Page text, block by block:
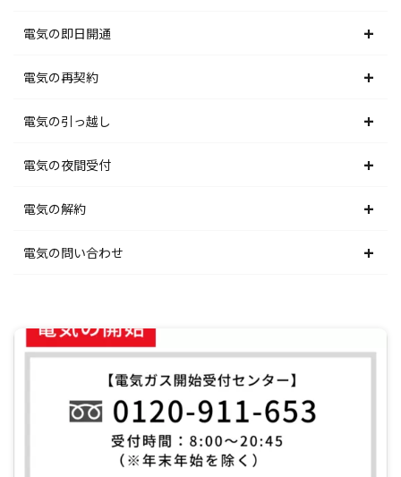
北海道電力エリア
東北電力エリア
東京電力エリア
北陸電力エリア
中部電力エリア
関西電力エリア
四国電力エリア
九州電力エリア
電気の即日開通
北海道電力エリア
東北電力エリア
東京電力エリア
北陸電力エリア
中部電力エリア
中国電力エリア
四国電力エリア
九州電力エリア
電気の再契約
北海道電力エリア
東北電力エリア
東京電力エリア
北陸電力エリア
関西電力エリア
中国電力エリア
四国電力エリア
九州電力エリア
電気の引っ越し
北海道電力エリア
東北電力エリア
東京電力エリア
中部電力エリア
関西電力エリア
中国電力エリア
四国電力エリア
電気の夜間受付
北海道電力エリア
東北電力エリア
北陸電力エリア
中部電力エリア
関西電力エリア
中国電力エリア
電気の解約
北海道電力エリア
東京電力エリア
北陸電力エリア
中部電力エリア
関西電力エリア
電気の問い合わせ
東北電力エリア
東京電力エリア
北陸電力エリア
中部電力エリア